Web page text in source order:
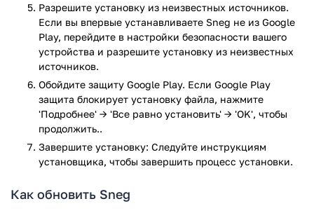
Инструкторы/гиды:
Планируйте занятия одним кликом
Легко отслеживайте свободные и занятые слоты
Полный обзор информации о всех занятиях и
студентах в одном месте (мой календарь)
Система push-уведомлений мгновенно информирует
занятии
Разрешите установку из неизвестных источников.
Если вы впервые устанавливаете Sneg не из Google
Play, перейдите в настройки безопасности вашего
устройства и разрешите установку из неизвестных
источников.
Обойдите защиту Google Play. Если Google Play
защита блокирует установку файла, нажмите
'Подробнее' → 'Все равно установить' → 'OK', чтобы
продолжить..
Завершите установку: Следуйте инструкциям
установщика, чтобы завершить процесс установки.
Как обновить Sneg